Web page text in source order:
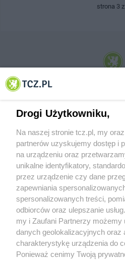
strona 3 z
© 2001-2026 Tczew - TCZ.PL Sp. z o.o.
O FIRMIE POLITYKA
REKLAMA WSPÓŁPRACA RSS
Nasze
Aktualności
Tcz24
Drogi Użytkowniku,
Na naszej stronie tcz.pl, my
partnerów uzyskujemy dostęp i
na urządzeniu oraz
unikalne identyfikatory,
przez urządzenie czy dane
zapewniania
spersonalizowanych treści,
odbiorców oraz ulepszanie
my i Zaufani Partnerzy możemy
danych geolokalizacyjnych oraz
charakterystykę urządzenia do
Ponieważ cenimy Twoją